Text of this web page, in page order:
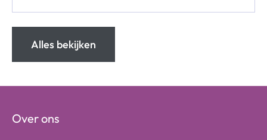
adviseur bij Okko, vertellen over dit
bijzondere project.
Alles bekijken
Over ons